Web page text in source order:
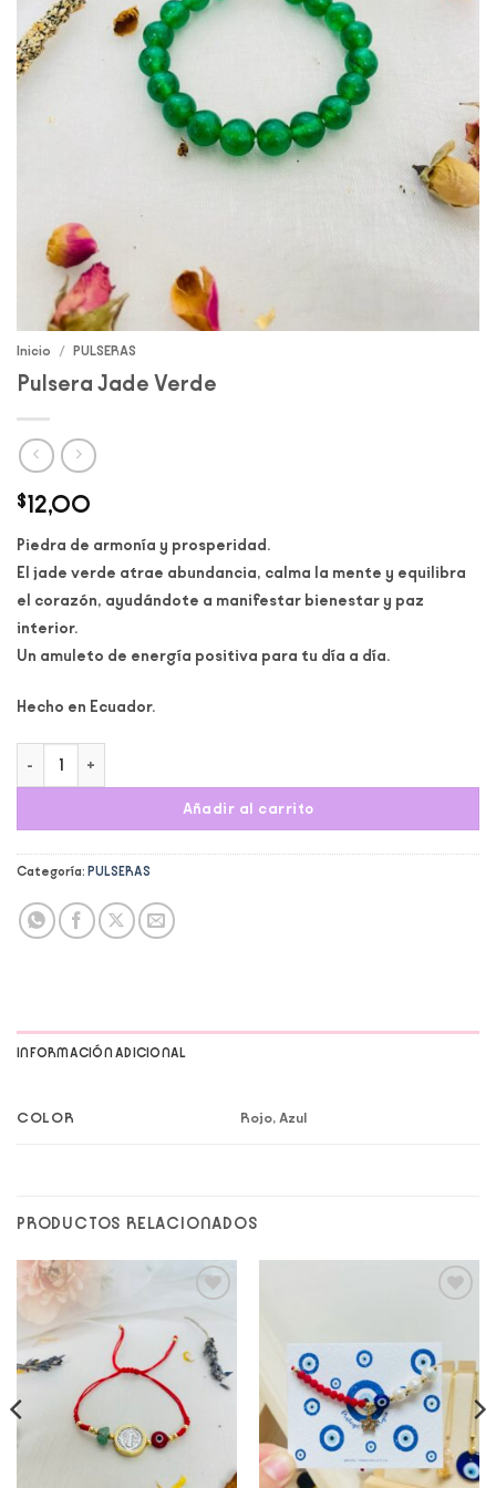
Inicio / PULSERAS
Pulsera Jade Verde
$12,00
Piedra de armonía y prosperidad.
El jade verde atrae abundancia, calma la mente y equilibra
el corazón, ayudándote a manifestar bienestar y paz
interior.
Un amuleto de energía positiva para tu día a día.
Hecho en Ecuador.
Pulsera Jade Verde cantidad
Añadir al carrito
Categoría: PULSERAS
INFORMACIÓN ADICIONAL
COLOR Rojo, Azul
PRODUCTOS RELACIONADOS
Add to
wishlist